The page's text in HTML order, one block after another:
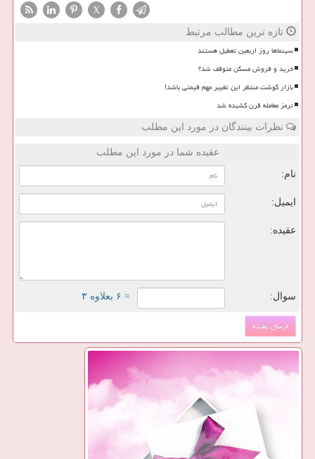
X
تازه ترین مطالب مرتبط
سینماها روز اربعین تعطیل هستند
خرید و فروش مسکن متوقف شد؟
بازار گوشت منتظر این تغییر مهم قیمتی باشد!
ترمز معامله قرن کشیده شد
نظرات بینندگان در مورد این مطلب
عقیده شما در مورد این مطلب
نام:
ایمیل:
عقیده:
سوال: = ۶ بعلاوه ۳